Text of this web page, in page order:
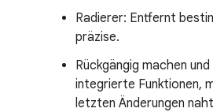
Radierer: Entfernt
präzise.
Rückgängig machen
integrierte Funktionen,
letzten Änderungen